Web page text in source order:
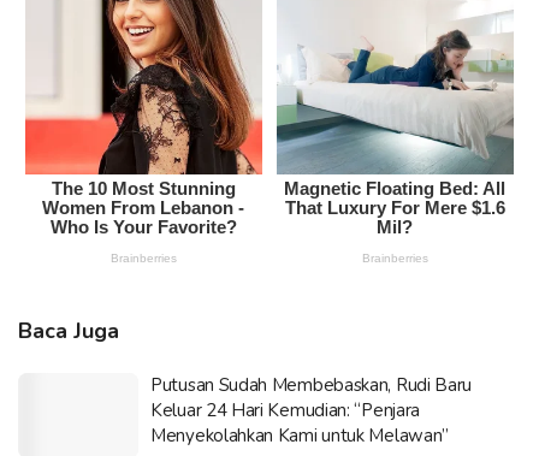
Baca Juga
Putusan Sudah Membebaskan, Rudi Baru
Keluar 24 Hari Kemudian: “Penjara
Menyekolahkan Kami untuk Melawan”